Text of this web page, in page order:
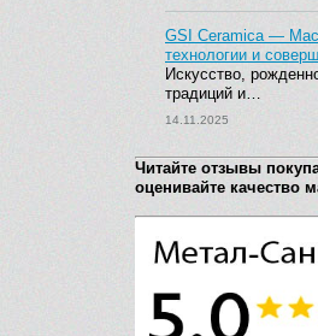
GSI Ceramica —
технологии и
Искусство,
традиций и…
14.11.2025
Читайте отзывы
оценивайте качество